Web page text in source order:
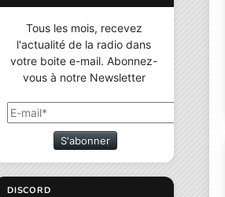
Tous les mois, recevez
l'actualité de la radio dans
votre boite e-mail. Abonnez-
vous à notre Newsletter
S'abonner
DISCORD